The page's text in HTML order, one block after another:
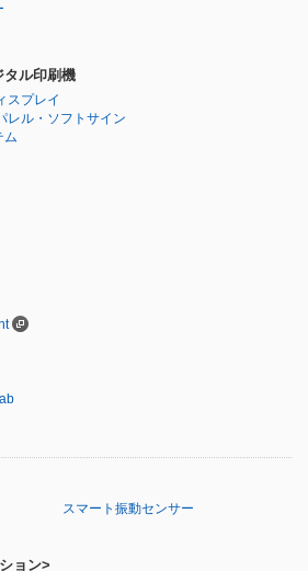
タル印刷機
スプレイ
レル・ソフトサイン
ム
スマート振動センサー
ョン>